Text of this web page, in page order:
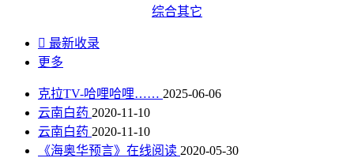
综合其它
 最新收录
更多
克拉TV-哈哩哈哩…… 2025-06-06
云南白药 2020-11-10
云南白药 2020-11-10
《海奥华预言》在线阅读 2020-05-30